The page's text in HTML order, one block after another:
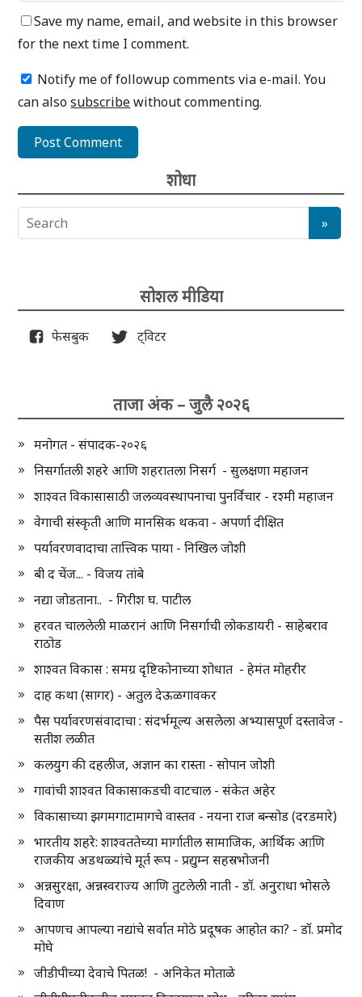
Save my name, email, and website in this browser
for the next time I comment.
Notify me of followup comments via e-mail. You
can alsosubscribewithout commenting.
शोधा
सोशल मीडिया
फेसबुक ट्विटर
ताजा अंक – जुलै २०२६
मनोगत - संपादक-२०२६
निसर्गातली शहरे आणि शहरातला निसर्ग - सुलक्षणा महाजन
शाश्वत विकासासाठी जलव्यवस्थापनाचा पुनर्विचार - रश्मी महाजन
वेगाची संस्कृती आणि मानसिक थकवा - अपर्णा दीक्षित
पर्यावरणवादाचा तात्त्विक पाया - निखिल जोशी
बी द चेंज... - विजय तांबे
नद्या जोडताना.. - गिरीश घ. पाटील
हरवत चाललेली माळरानं आणि निसर्गाची लोकडायरी - साहेबराव
राठोड
शाश्वत विकास : समग्र दृष्टिकोनाच्या शोधात - हेमंत मोहरीर
दाह कथा (सागर) - अतुल देऊळगावकर
पैस पर्यावरणसंवादाचा : संदर्भमूल्य असलेला अभ्यासपूर्ण दस्तावेज -
सतीश लळीत
कलयुग की दहलीज, अज्ञान का रास्ता - सोपान जोशी
गावांची शाश्वत विकासाकडची वाटचाल - संकेत अहेर
विकासाच्या झगमगाटामागचे वास्तव - नयना राज बन्सोड (दरडमारे)
भारतीय शहरे: शाश्वततेच्या मार्गातील सामाजिक, आर्थिक आणि
राजकीय अडथळ्यांचे मूर्त रूप - प्रद्युम्न सहस्रभोजनी
अन्नसुरक्षा, अन्नस्वराज्य आणि तुटलेली नाती - डॉ. अनुराधा भोसले
दिवाण
आपणच आपल्या नद्यांचे सर्वात मोठे प्रदूषक आहोत का? - डॉ. प्रमोद
मोघे
जीडीपीच्या देवाचे पितळ! - अनिकेत मोताळे